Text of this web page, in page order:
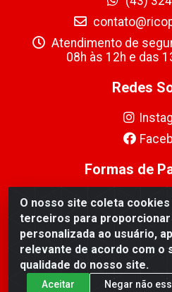
O nosso site coleta
terceiros para
personalizada ao usuário,
relevante de acordo com o
qualidade do nosso site.
Aceitar Negar não
Atendimento de
08h às 12h e das
Redes
Formas de
Ricopeças Comércio de
Rua Alicio Francisco Mafra,
Cambé/PR - CEP 86.191-390